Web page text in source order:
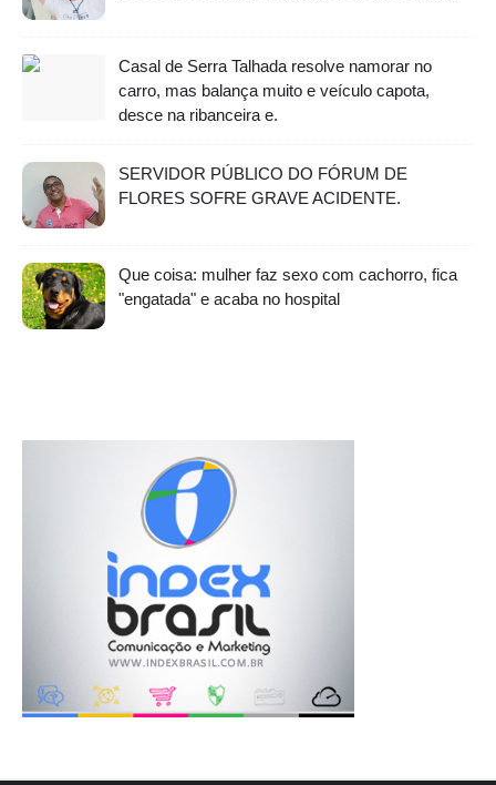
Casal de Serra Talhada resolve namorar no
carro, mas balança muito e veículo capota,
desce na ribanceira e.
SERVIDOR PÚBLICO DO FÓRUM DE
FLORES SOFRE GRAVE ACIDENTE.
Que coisa: mulher faz sexo com cachorro, fica
"engatada" e acaba no hospital